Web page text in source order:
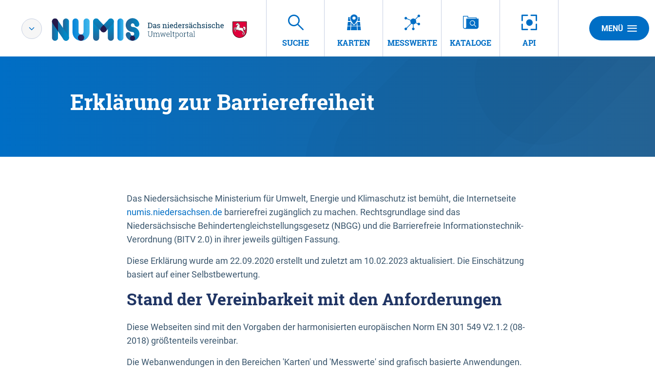
SUCHE KARTEN MESSWERTE KATALOGE API
MENÜ
Erklärung zur Barrierefreiheit
Das Niedersächsische Ministerium für Umwelt, Energie und Klimaschutz ist bemüht, die Internetseite
numis.niedersachsen.de barrierefrei zugänglich zu machen. Rechtsgrundlage sind das
Niedersächsische Behindertengleichstellungsgesetz (NBGG) und die Barrierefreie Informationstechnik-
Verordnung (BITV 2.0) in ihrer jeweils gültigen Fassung.
Diese Erklärung wurde am 22.09.2020 erstellt und zuletzt am 10.02.2023 aktualisiert. Die Einschätzung
basiert auf einer Selbstbewertung.
Stand der Vereinbarkeit mit den Anforderungen
Diese Webseiten sind mit den Vorgaben der harmonisierten europäischen Norm EN 301 549 V2.1.2 (08-
2018) größtenteils vereinbar.
Die Webanwendungen in den Bereichen 'Karten' und 'Messwerte' sind grafisch basierte Anwendungen.